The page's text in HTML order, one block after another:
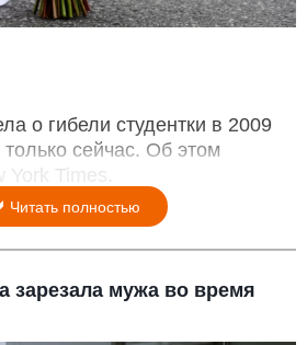
о гибели студентки в 2009
сейчас. Об этом
Times.
Читать полностью
зарезала мужа во время